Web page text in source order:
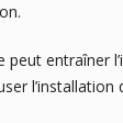
peut
l’installation